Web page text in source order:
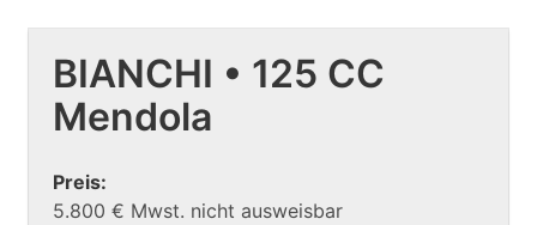
BIANCHI • 125 CC
Mendola
Preis:
5.800 € Mwst. nicht ausweisbar